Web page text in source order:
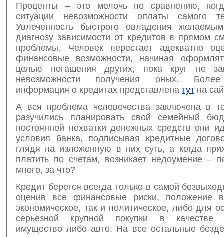
Проценты – это мелочь по сравнению,
ситуации невозможности оплаты самого
Увлеченность быстрого овладения
диагнозу зависимости от кредитов в прямом
проблемы. Человек перестает адекватно
финансовые возможности, начиная
целью погашения других, пока круг не
невозможности получения оных.
информация о кредитах представлена тут на
А вся проблема человечества заключена в
разучились планировать свой семейный
постоянной нехватки денежных средств они
условия банка, подписывая кредитные
глядя на изложенную в них суть, а когда
платить по счетам, возникает недоумение –
много, за что?
Кредит берется всегда только в самой
оценив все финансовые риски, положение
экономическое, так и политическое, либо для
серьезной крупной покупки в качестве
имущество либо авто. На все остальные